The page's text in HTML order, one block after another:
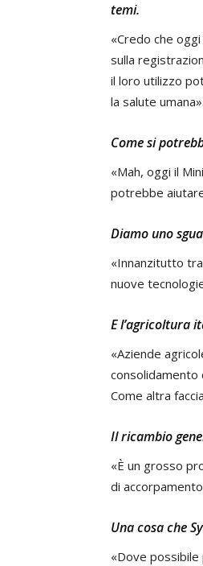
temi.
«Credo che
sulla
il loro utilizzo
la salute umana».
Come si
«Mah, oggi il
potrebbe
Diamo uno
«Innanzitutto
nuove
E l’agricoltura
«Aziende
consolidamento
Come altra
Il ricambio
«È un grosso
di
Una cosa che
«Dove